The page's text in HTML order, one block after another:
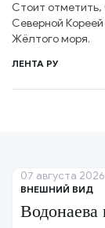
Стоит отметить,
Северной
Жёлтого моря.
ЛЕНТА РУ
ВНЕШНИЙ ВИД
Водонаева
07 августа